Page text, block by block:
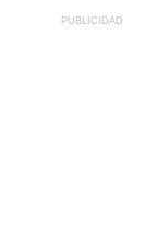
PUBLICIDAD